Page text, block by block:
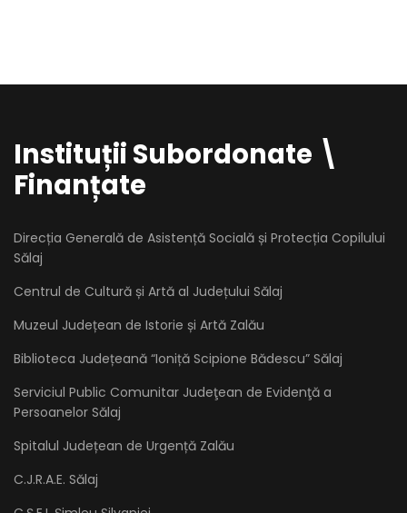
Instituții Subordonate \
Finanțate
Direcția Generală de Asistență Socială și Protecția Copilului
Sălaj
Centrul de Cultură și Artă al Județului Sălaj
Muzeul Județean de Istorie și Artă Zalău
Biblioteca Județeană “Ioniță Scipione Bădescu” Sălaj
Serviciul Public Comunitar Judeţean de Evidenţă a
Persoanelor Sălaj
Spitalul Județean de Urgență Zalău
C.J.R.A.E. Sălaj